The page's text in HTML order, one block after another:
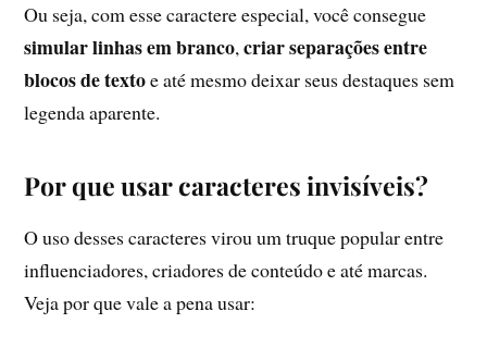
Ou seja, com esse caractere especial, você consegue
simular linhas em branco,criar separações entre
blocos de textoe até mesmo deixar seus destaques sem
legenda aparente.
Por que usar caracteres invisíveis?
O uso desses caracteres virou um truque popular entre
influenciadores, criadores de conteúdo e até marcas.
Veja por que vale a pena usar: